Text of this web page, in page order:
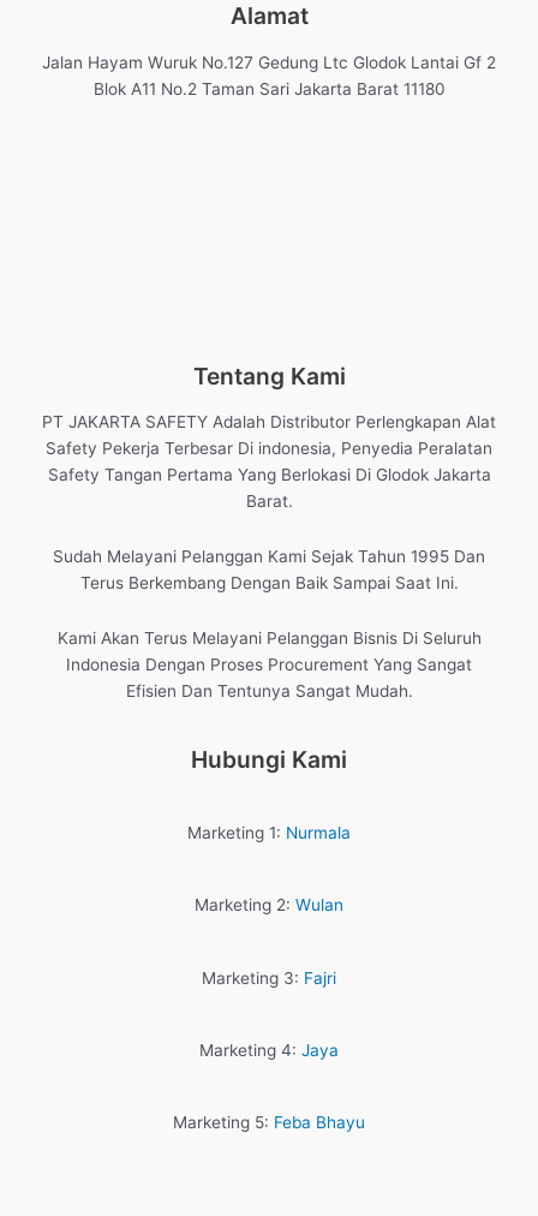
Alamat
Jalan Hayam Wuruk No.127 Gedung Ltc Glodok Lantai Gf 2
Blok A11 No.2 Taman Sari Jakarta Barat 11180
Tentang Kami
PT JAKARTA SAFETY Adalah Distributor Perlengkapan Alat
Safety Pekerja Terbesar Di indonesia, Penyedia Peralatan
Safety Tangan Pertama Yang Berlokasi Di Glodok Jakarta
Barat.
Sudah Melayani Pelanggan Kami Sejak Tahun 1995 Dan
Terus Berkembang Dengan Baik Sampai Saat Ini.
Kami Akan Terus Melayani Pelanggan Bisnis Di Seluruh
Indonesia Dengan Proses Procurement Yang Sangat
Efisien Dan Tentunya Sangat Mudah.
Hubungi Kami
Marketing 1: Nurmala
Marketing 2: Wulan
Marketing 3: Fajri
Marketing 4: Jaya
Marketing 5: Feba Bhayu